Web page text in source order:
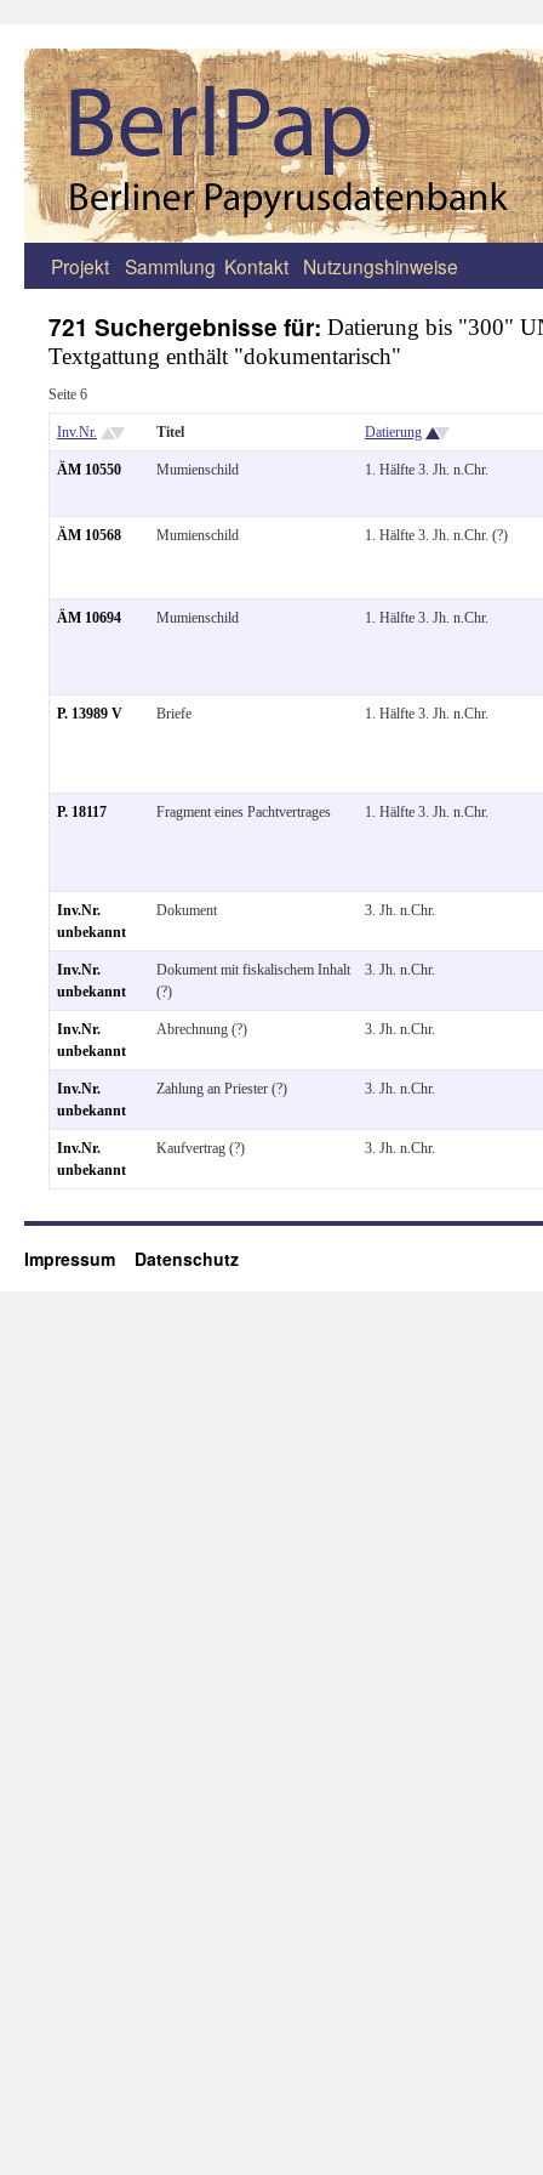
Zum
springen
Projekt Sammlung Kontakt Nutzungshinweise
721 Suchergebnisse für: Datierung bis "300"
Textgattung enthält "dokumentarisch"
Seite 6
Inv.Nr. Titel Datierung
ÄM 10550 Mumienschild 1. Hälfte 3. Jh. n.Chr.
ÄM 10568 Mumienschild 1. Hälfte 3. Jh. n.Chr. (?)
ÄM 10694 Mumienschild 1. Hälfte 3. Jh. n.Chr.
P. 13989 V Briefe 1. Hälfte 3. Jh. n.Chr.
P. 18117 Fragment eines Pachtvertrages 1. Hälfte 3. Jh. n.Chr.
Inv.Nr.
unbekannt
Dokument 3. Jh. n.Chr.
Inv.Nr.
unbekannt
Dokument mit fiskalischem Inhalt
(?)
3. Jh. n.Chr.
Inv.Nr.
unbekannt
Abrechnung (?) 3. Jh. n.Chr.
Inv.Nr.
unbekannt
Zahlung an Priester (?) 3. Jh. n.Chr.
Inv.Nr.
unbekannt
Kaufvertrag (?) 3. Jh. n.Chr.
Impressum Datenschutz